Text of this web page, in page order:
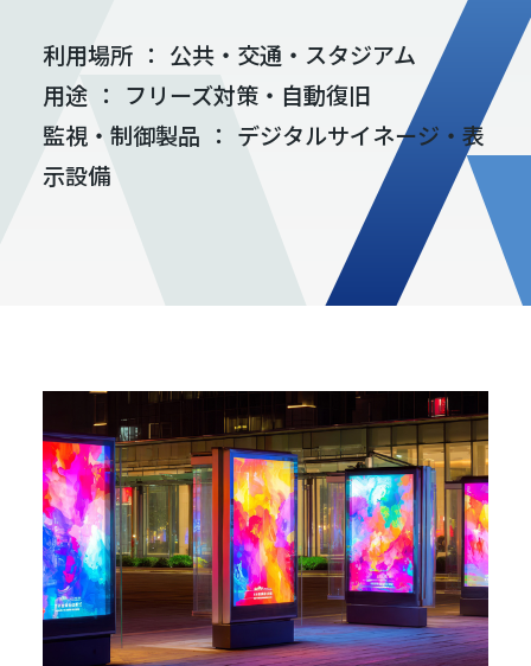
利用場所 ： 公共・交通・スタジアム
用途 ： フリーズ対策・自動復旧
監視・制御製品 ： デジタルサイネージ・表
示設備